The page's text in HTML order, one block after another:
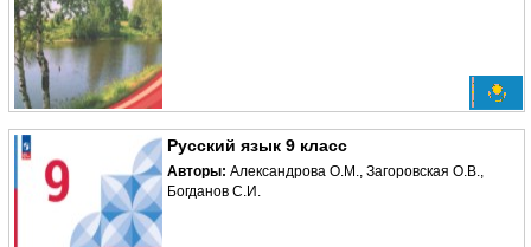
Русский язык 9 класс
Авторы: Александрова О.М., Загоровская О.В.,
Богданов С.И.